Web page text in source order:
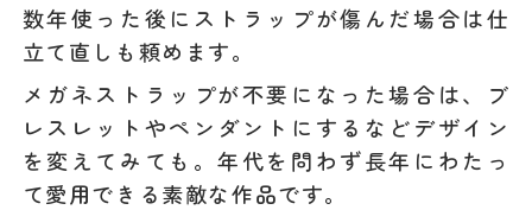
数年使った後にストラップが傷んだ場合は仕
立て直しも頼めます。
メガネストラップが不要になった場合は、ブ
レスレットやペンダントにするなどデザイン
を変えてみても。年代を問わず長年にわたっ
て愛用できる素敵な作品です。